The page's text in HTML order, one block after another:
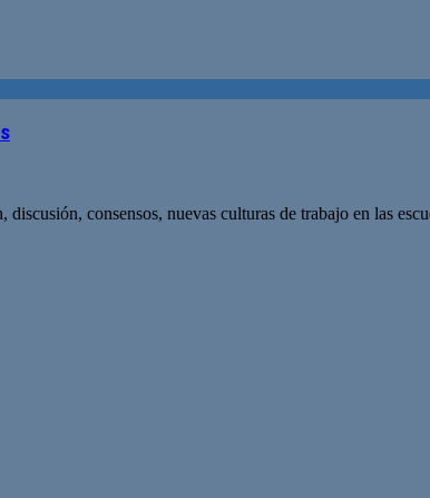
discusión, consensos, nuevas culturas de trabajo en las